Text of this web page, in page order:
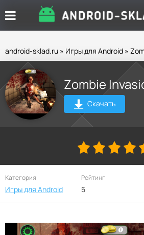
android-sklad.ru » Игры для Android »
Zombie
Скачать
Категория
Игры для Android
Рейтинг
5